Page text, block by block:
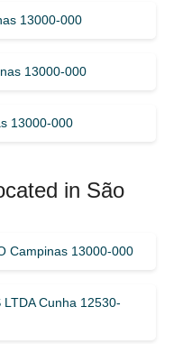
13000-000
13000-000
13000-000
in São
Campinas 13000-000
LTDA Cunha 12530-